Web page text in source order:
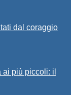
dal coraggio
più piccoli: il